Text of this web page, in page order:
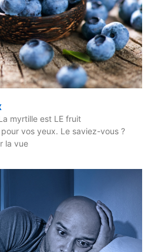
myrtille est LE fruit
vos yeux. Le saviez-vous ?
la vue